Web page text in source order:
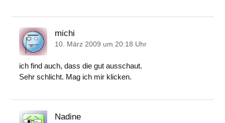
michi
10. März 2009 um 20:18 Uhr
ich find auch, dass die gut ausschaut.
Sehr schlicht. Mag ich mir klicken.
Nadine